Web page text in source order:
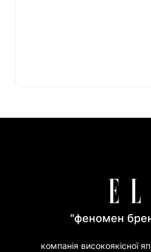
"феномен
компанія високоякісної